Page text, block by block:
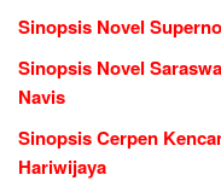
Sinopsis Novel
Sinopsis Novel
Navis
Sinopsis Cerpen
Hariwijaya